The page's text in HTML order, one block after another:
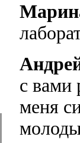
с вами
меня